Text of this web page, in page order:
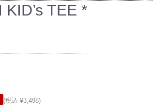
TEE *
(税込 ¥3,498)